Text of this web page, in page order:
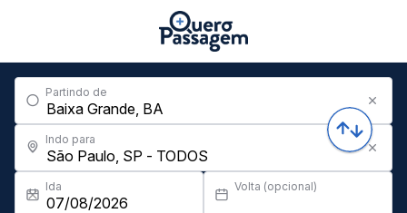
Partindo de
Indo para
Ida Volta (opcional)